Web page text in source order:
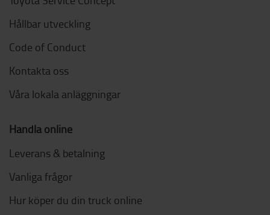
Hållbar utveckling
Code of Conduct
Kontakta oss
Våra lokala anläggningar
Handla online
Leverans & betalning
Vanliga frågor
Hur köper du din truck online